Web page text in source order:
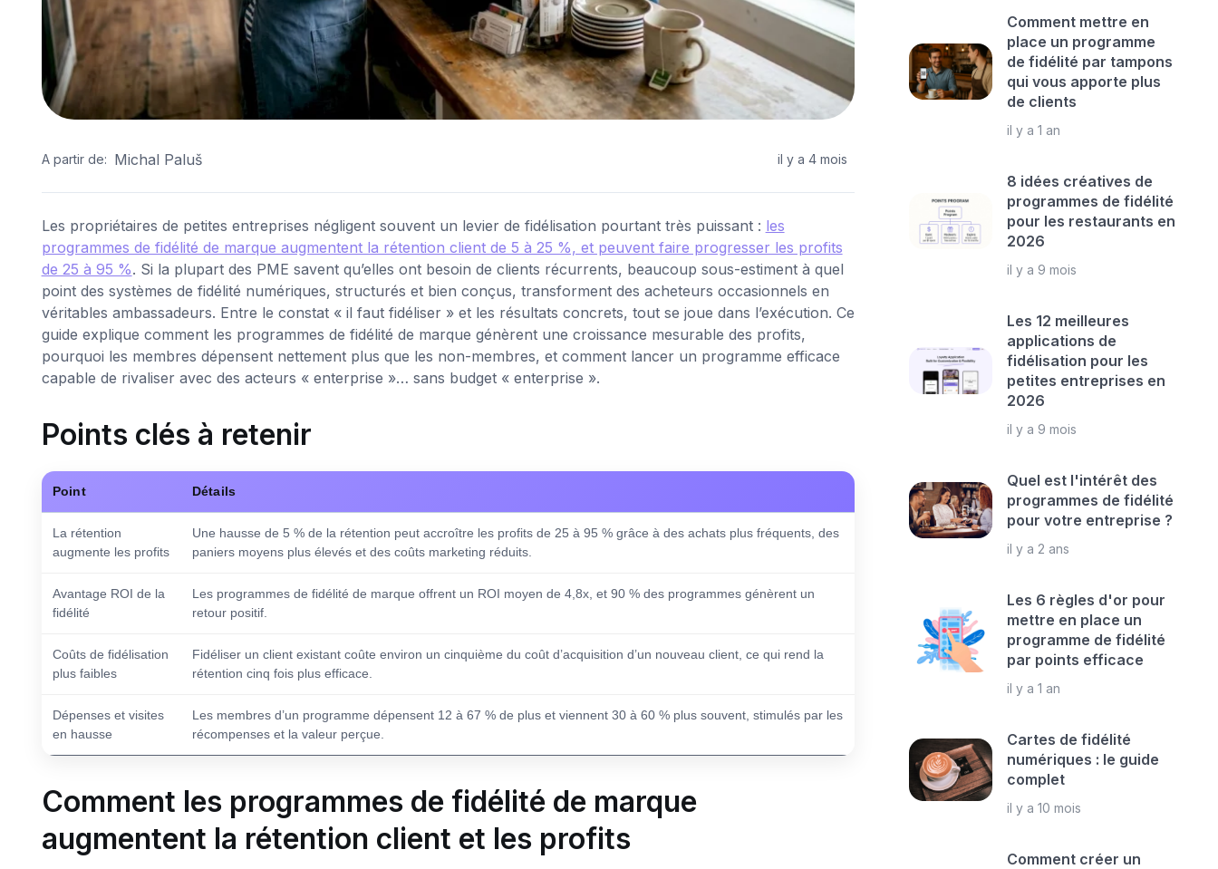
A partir de: Michal Paluš il y a 4 mois
Les propriétaires de petites entreprises négligent souvent un levier de fidélisation pourtant très puissant : les
programmes de fidélité de marque augmentent la rétention client de 5 à 25 %, et peuvent faire progresser les profits
de 25 à 95 %. Si la plupart des PME savent qu’elles ont besoin de clients récurrents, beaucoup sous-estiment à quel
point des systèmes de fidélité numériques, structurés et bien conçus, transforment des acheteurs occasionnels en
véritables ambassadeurs. Entre le constat « il faut fidéliser » et les résultats concrets, tout se joue dans l’exécution. Ce
guide explique comment les programmes de fidélité de marque génèrent une croissance mesurable des profits,
pourquoi les membres dépensent nettement plus que les non-membres, et comment lancer un programme efficace
capable de rivaliser avec des acteurs « enterprise »… sans budget « enterprise ».
Points clés à retenir
Point Détails
La rétention
augmente les profits
Une hausse de 5 % de la rétention peut accroître les profits de 25 à 95 % grâce à des achats plus fréquents, des
paniers moyens plus élevés et des coûts marketing réduits.
Avantage ROI de la
fidélité
Les programmes de fidélité de marque offrent un ROI moyen de 4,8x, et 90 % des programmes génèrent un
retour positif.
Coûts de fidélisation
plus faibles
Fidéliser un client existant coûte environ un cinquième du coût d’acquisition d’un nouveau client, ce qui rend la
rétention cinq fois plus efficace.
Dépenses et visites
en hausse
Les membres d’un programme dépensent 12 à 67 % de plus et viennent 30 à 60 % plus souvent, stimulés par les
récompenses et la valeur perçue.
Comment les programmes de fidélité de marque
augmentent la rétention client et les profits
Comment mettre en
place un programme
de fidélité par tampons
qui vous apporte plus
de clients
il y a 1 an
8 idées créatives de
programmes de fidélité
pour les restaurants en
2026
il y a 9 mois
Les 12 meilleures
applications de
fidélisation pour les
petites entreprises en
2026
il y a 9 mois
Quel est l'intérêt des
programmes de fidélité
pour votre entreprise ?
il y a 2 ans
Les 6 règles d'or pour
mettre en place un
programme de fidélité
par points efficace
il y a 1 an
Cartes de fidélité
numériques : le guide
complet
il y a 10 mois
Comment créer un